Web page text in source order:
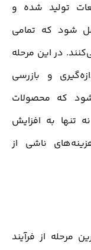
تولید شده و
شود که تمامی
در این مرحله
و بازرسی
که محصولات
تنها به افزایش
ناشی از
مرحله از فرآیند